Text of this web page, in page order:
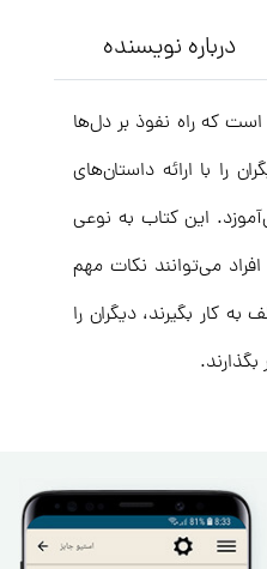
درباره نویسنده
است که راه نفوذ بر دل‌ها
را با ارائه داستان‌های
این کتاب به نوعی
می‌توانند نکات مهم
کار بگیرند، دیگران را
بگذارند.